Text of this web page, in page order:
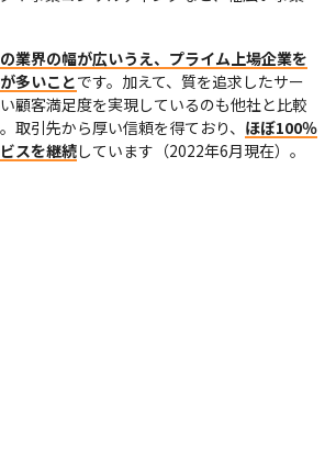
業界の幅が広いうえ、プライム上場企業を
多いことです。加えて、質を追求したサー
顧客満足度を実現しているのも他社と比較
取引先から厚い信頼を得ており、 ほぼ100％
スを継続しています（2022年6月現在）。